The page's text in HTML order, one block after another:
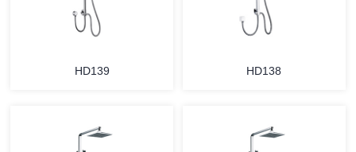
HD139 HD138